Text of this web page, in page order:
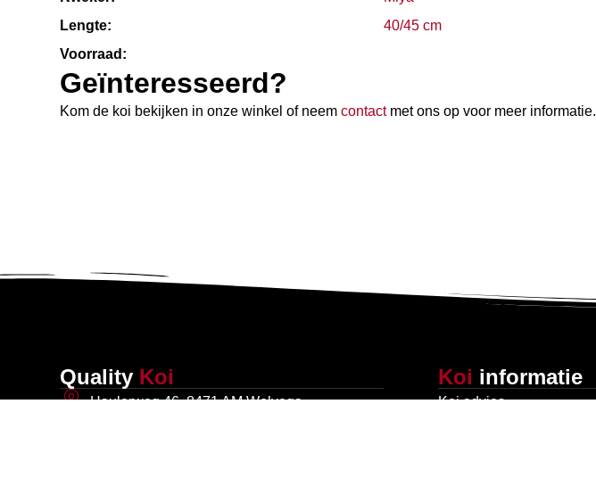
Lengte:
Voorraad:
40/45 cm
Geïnteresseerd?
Kom de koi bekijken in onze winkel of neemcontactmet ons op voor meer informatie.
Quality Koi
Haulerweg 46, 8471 AM Wolvega
Koi informatie
Koi advies